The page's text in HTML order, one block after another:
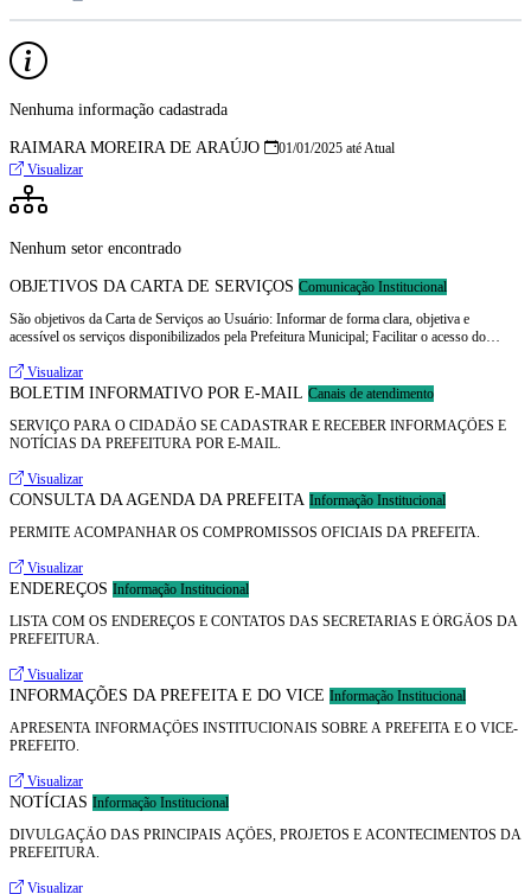
Nenhuma informação cadastrada
RAIMARA MOREIRA DE ARAÚJO
01/01/2025 até Atual
Visualizar
Nenhum setor encontrado
OBJETIVOS DA CARTA DE SERVIÇOS Comunicação Institucional
São objetivos da Carta de Serviços ao Usuário: Informar de forma clara, objetiva e
acessível os serviços disponibilizados pela Prefeitura Municipal; Facilitar o acesso do
Promover a transparência e o controle social; Reduzir a burocracia administrativa;
Fortalecer a relação entre a Administração Pública e o cidadão; Garantir os direitos do
Visualizar
BOLETIM INFORMATIVO POR E-MAIL Canais de atendimento
SERVIÇO PARA O CIDADÃO SE CADASTRAR E RECEBER INFORMAÇÕES E
NOTÍCIAS DA PREFEITURA POR E-MAIL.
Visualizar
CONSULTA DA AGENDA DA PREFEITA Informação Institucional
PERMITE ACOMPANHAR OS COMPROMISSOS OFICIAIS DA PREFEITA.
Visualizar
ENDEREÇOS Informação Institucional
LISTA COM OS ENDEREÇOS E CONTATOS DAS SECRETARIAS E ÓRGÃOS DA
PREFEITURA.
Visualizar
INFORMAÇÕES DA PREFEITA E DO VICE Informação Institucional
APRESENTA INFORMAÇÕES INSTITUCIONAIS SOBRE A PREFEITA E O VICE-
PREFEITO.
Visualizar
NOTÍCIAS Informação Institucional
DIVULGAÇÃO DAS PRINCIPAIS AÇÕES, PROJETOS E ACONTECIMENTOS DA
PREFEITURA.
Visualizar